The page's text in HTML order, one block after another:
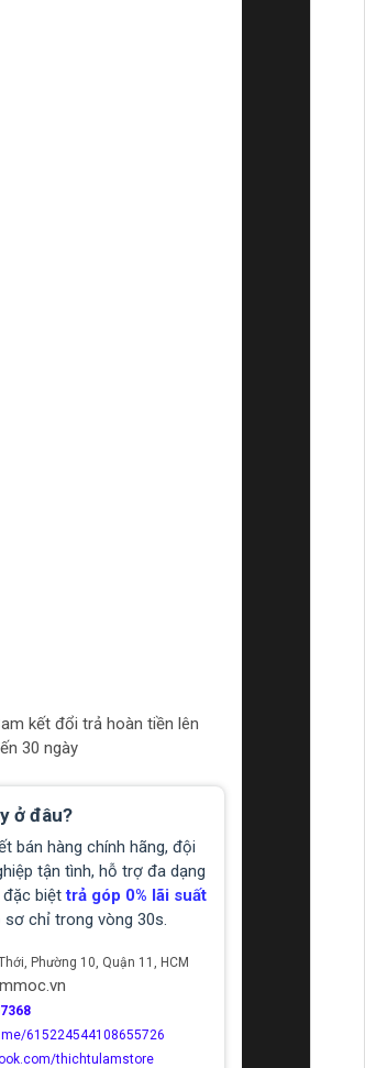
kết đổi trả hoàn tiền lên
30 ngày
ở đâu?
bán hàng chính hãng, đội
tận tình, hỗ trợ đa dạng
đặc biệttrả góp 0% lãi suất
sơ chỉ trong vòng 30s.
Phường 10, Quận 11, HCM
615224544108655726
thichtulamstore